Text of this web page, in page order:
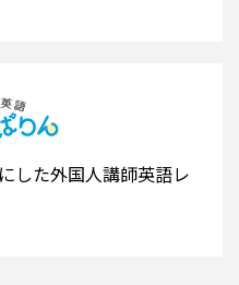
した外国人講師英語レ